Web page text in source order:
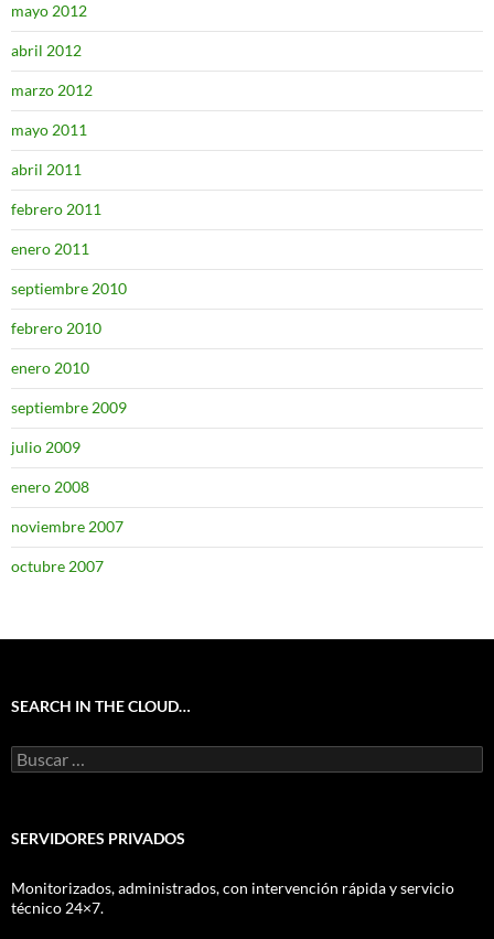
mayo 2012
abril 2012
marzo 2012
mayo 2011
abril 2011
febrero 2011
enero 2011
septiembre 2010
febrero 2010
enero 2010
septiembre 2009
julio 2009
enero 2008
noviembre 2007
octubre 2007
SEARCH IN THE CLOUD…
Buscar:
SERVIDORES PRIVADOS
Monitorizados, administrados, con intervención rápida y servicio
técnico 24×7.